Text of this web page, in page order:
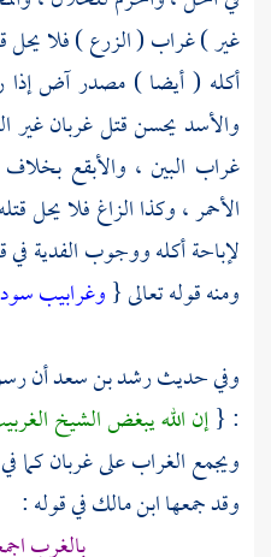
غير ) غراب ( الزرع ) فلا يحل
أكله ( أيضا ) مصدر آض إذا
والأسد يحسن قتل غربان غير
غراب البين ، والأبقع
الأحمر ، وكذا الزاغ فلا يحل
لإباحة أكله ووجوب الفدية
ومنه قوله تعالى {وغرابيب سود
وفي حديثرشد بن سعدأن
: {إن الله يبغض الشيخ
ويجمع الغراب على غربان كما
وقد جمعهاابن مالكفي قوله :
بالغرب